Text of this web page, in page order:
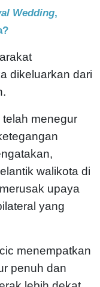
Wedding,
dikeluarkan dari
menegur
walikota di
upaya
yang
menempatkan
penuh dan